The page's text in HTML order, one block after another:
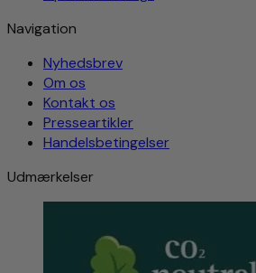
Navigation
Nyhedsbrev
Om os
Kontakt os
Presseartikler
Handelsbetingelser
Udmærkelser